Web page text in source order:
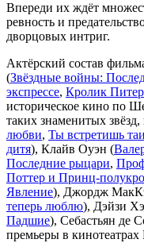
Впереди их ждёт
ревность и
дворцовых интриг.
Актёрский состав
(Звёздные войны:
экспрессе, Кролик Питер
историческое кино по
таких знаменитых
любви, Ты встретишь
дитя), Клайв Оуэн (
Последние рыцари,
Поттер и Принц-
Явление), Джордж
теперь люблю), Дэйзи
Падшие), Себастьян де
премьеры в